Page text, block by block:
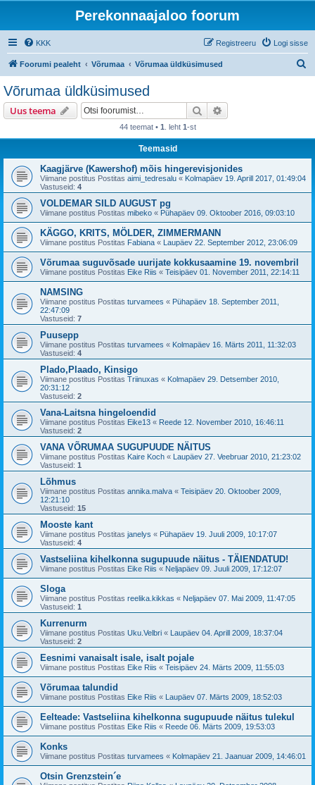
Perekonnaajaloo foorum
KKK Logi sisse
Registreeru
Foorumi pealeht Võrumaa Võrumaa üldküsimused
Võrumaa üldküsimused
Uus teema Otsi
44 teemat • 1 . leht 1-st
Teemasid
Kaagjärve (Kawershof) mõis hingerevisjonides
Viimane postitus Postitas aimi_tedresalu « Kolmapäev 19. Aprill 2017, 01:49:04
Vastuseid: 4
VOLDEMAR SILD AUGUST pg
Viimane postitus Postitas mibeko « Pühapäev 09. Oktoober 2016, 09:03:10
KÄGGO, KRITS, MÖLDER, ZIMMERMANN
Viimane postitus Postitas Fabiana « Laupäev 22. September 2012, 23:06:09
Võrumaa suguvõsade uurijate kokkusaamine 19. novembril
Viimane postitus Postitas Eike Riis « Teisipäev 01. November 2011, 22:14:11
NAMSING
Viimane postitus Postitas turvamees « Pühapäev 18. September 2011,
22:47:09
Vastuseid: 7
Puusepp
Viimane postitus Postitas turvamees « Kolmapäev 16. Märts 2011, 11:32:03
Vastuseid: 4
Plado,Plaado, Kinsigo
Viimane postitus Postitas Triinuxas « Kolmapäev 29. Detsember 2010,
20:31:12
Vastuseid: 2
Vana-Laitsna hingeloendid
Viimane postitus Postitas Eike13 « Reede 12. November 2010, 16:46:11
Vastuseid: 2
VANA VÕRUMAA SUGUPUUDE NÄITUS
Viimane postitus Postitas Kaire Koch « Laupäev 27. Veebruar 2010, 21:23:02
Vastuseid: 1
Lõhmus
Viimane postitus Postitas annika.malva « Teisipäev 20. Oktoober 2009,
12:21:10
Vastuseid: 15
Mooste kant
Viimane postitus Postitas janelys « Pühapäev 19. Juuli 2009, 10:17:07
Vastuseid: 4
Vastseliina kihelkonna sugupuude näitus - TÄIENDATUD!
Viimane postitus Postitas Eike Riis « Neljapäev 09. Juuli 2009, 17:12:07
Sloga
Viimane postitus Postitas reelika.kikkas « Neljapäev 07. Mai 2009, 11:47:05
Vastuseid: 1
Kurrenurm
Viimane postitus Postitas Uku.Velbri « Laupäev 04. Aprill 2009, 18:37:04
Vastuseid: 2
Eesnimi vanaisalt isale, isalt pojale
Viimane postitus Postitas Eike Riis « Teisipäev 24. Märts 2009, 11:55:03
Võrumaa talundid
Viimane postitus Postitas Eike Riis « Laupäev 07. Märts 2009, 18:52:03
Eelteade: Vastseliina kihelkonna sugupuude näitus tulekul
Viimane postitus Postitas Eike Riis « Reede 06. Märts 2009, 19:53:03
Konks
Viimane postitus Postitas turvamees « Kolmapäev 21. Jaanuar 2009, 14:46:01
Otsin Grenzstein´e